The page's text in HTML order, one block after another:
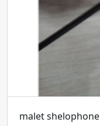
malet shelophone